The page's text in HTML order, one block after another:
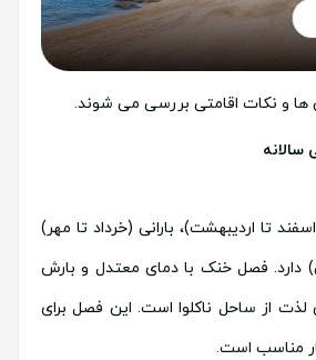
ها و نکات اقامتی بررسی می شوند.
تا اردیبهشت)، بارانی (خرداد تا مهر)
دارد. فصل خنک با دمای معتدل و بارش
لذت از ساحل ناکلوا است. این فصل برای
مناسب است.